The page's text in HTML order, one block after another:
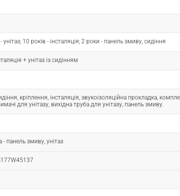
унітаз; 10 років - інсталяція; 2 роки - панель змиву, сидіння
+ унітаз із сидінням
кріплення, інсталяція, звукоізоляційна прокладка,
для унітазу, вихідна труба для унітазу, панель змиву.
- панель змиву, унітаз